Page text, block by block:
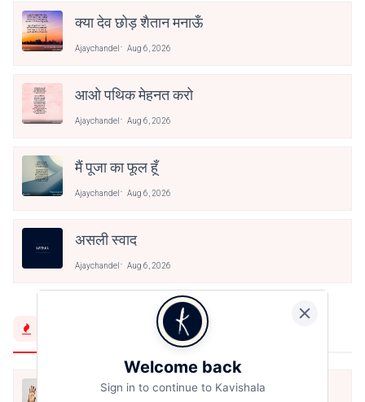
क्या देव छोड़ शैतान मनाऊँ
Ajaychandel Aug 6, 2026
आओ पथिक मेहनत करो
Ajaychandel Aug 6, 2026
मैं पूजा का फूल हूँ
Ajaychandel Aug 6, 2026
असली स्वाद
Ajaychandel Aug 6, 2026
मैं शून्य पे सवार हूँ
Welcome back
Sign in to continue to Kavishala